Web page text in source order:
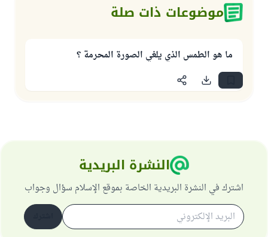
موضوعات ذات صلة
ما هو الطمس الذي يلغي الصورة المحرمة ؟
النشرة البريدية
اشترك في النشرة البريدية الخاصة بموقع الإسلام سؤال وجواب